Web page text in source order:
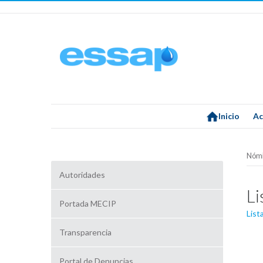
Inicio
Autoridades
Portada MECIP
Transparencia